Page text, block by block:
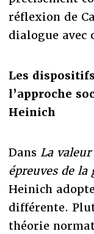
réflexion de
dialogue avec
Les
l’approche
Heinich
Dans La valeur
épreuves de la
Heinich
différente.
théorie